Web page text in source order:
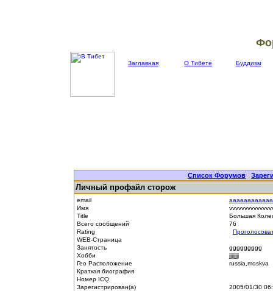
Заглавная О Тибете Буддизм
Список Форумов |
Личный профайл сторож
email
Имя
Title
Большая
Всего сообщений
76
Rating
WEB-Страница
Занятость
ggggggggg
Хобби
jjjjjjjj
Гео Расположение
russia,moskva
Краткая биография
Номер ICQ
Зарегистрирован(а)
2005/01/30